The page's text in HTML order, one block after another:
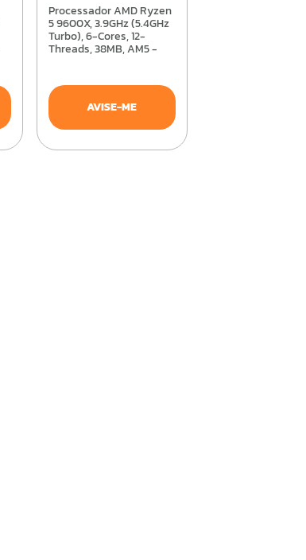
Processador AMD Ryzen
5 9600X, 3.9GHz (5.4GHz
Turbo), 6-Cores, 12-
Threads, 38MB, AM5 -
AVISE-ME